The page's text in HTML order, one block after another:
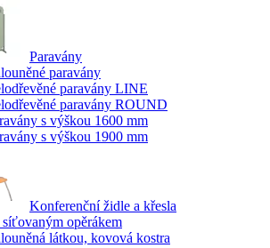
Paravány
paravány
paravány LINE
paravány ROUND
s výškou 1600 mm
s výškou 1900 mm
Konferenční židle a křesla
síťovaným opěrákem
látkou, kovová kostra